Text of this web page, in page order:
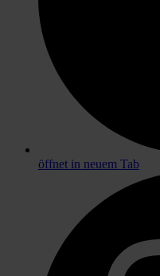
öffnet in neuem Tab